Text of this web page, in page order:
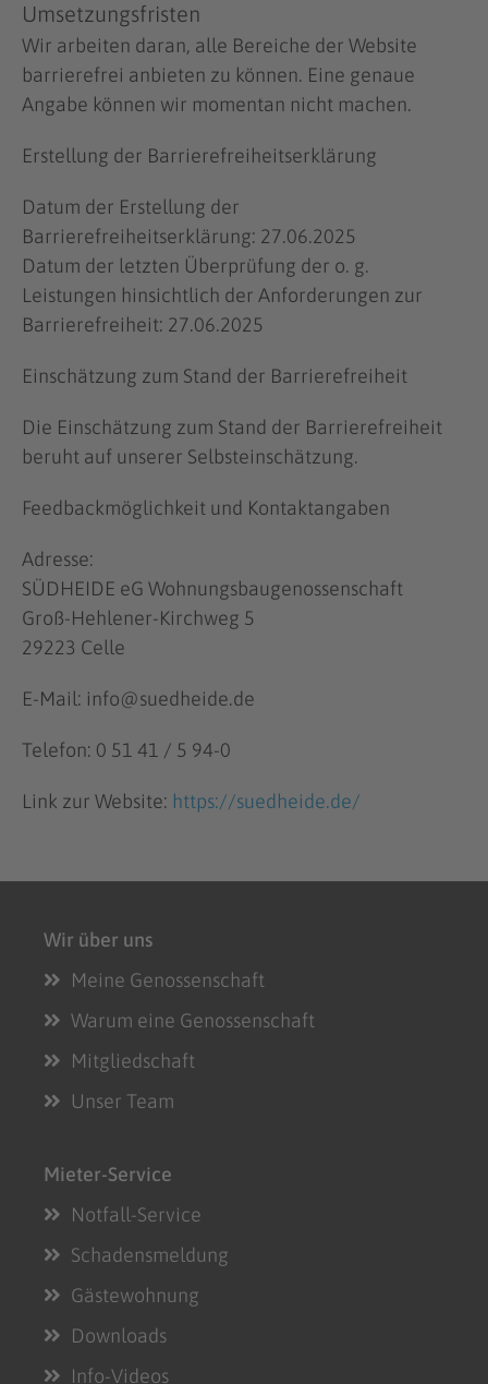
Umsetzungsfristen
Wir arbeiten daran, alle Bereiche der Website
barrierefrei anbieten zu können. Eine genaue
Angabe können wir momentan nicht machen.
Erstellung der Barrierefreiheitserklärung
Datum der Erstellung der
Barrierefreiheitserklärung: 27.06.2025
Datum der letzten Überprüfung der o. g.
Leistungen hinsichtlich der Anforderungen zur
Barrierefreiheit: 27.06.2025
Einschätzung zum Stand der Barrierefreiheit
Die Einschätzung zum Stand der Barrierefreiheit
beruht auf unserer Selbsteinschätzung.
Feedbackmöglichkeit und Kontaktangaben
Adresse:
SÜDHEIDE eG Wohnungsbaugenossenschaft
Groß-Hehlener-Kirchweg 5
29223 Celle
E-Mail: info@suedheide.de
Telefon: 0 51 41 / 5 94-0
Link zur Website: https://suedheide.de/
Wir über uns
Meine Genossenschaft
Warum eine Genossenschaft
Mitgliedschaft
Unser Team
Mieter-Service
Notfall-Service
Schadensmeldung
Gästewohnung
Downloads
Info-Videos